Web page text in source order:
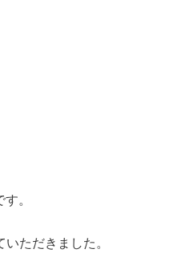
。
ただきました。